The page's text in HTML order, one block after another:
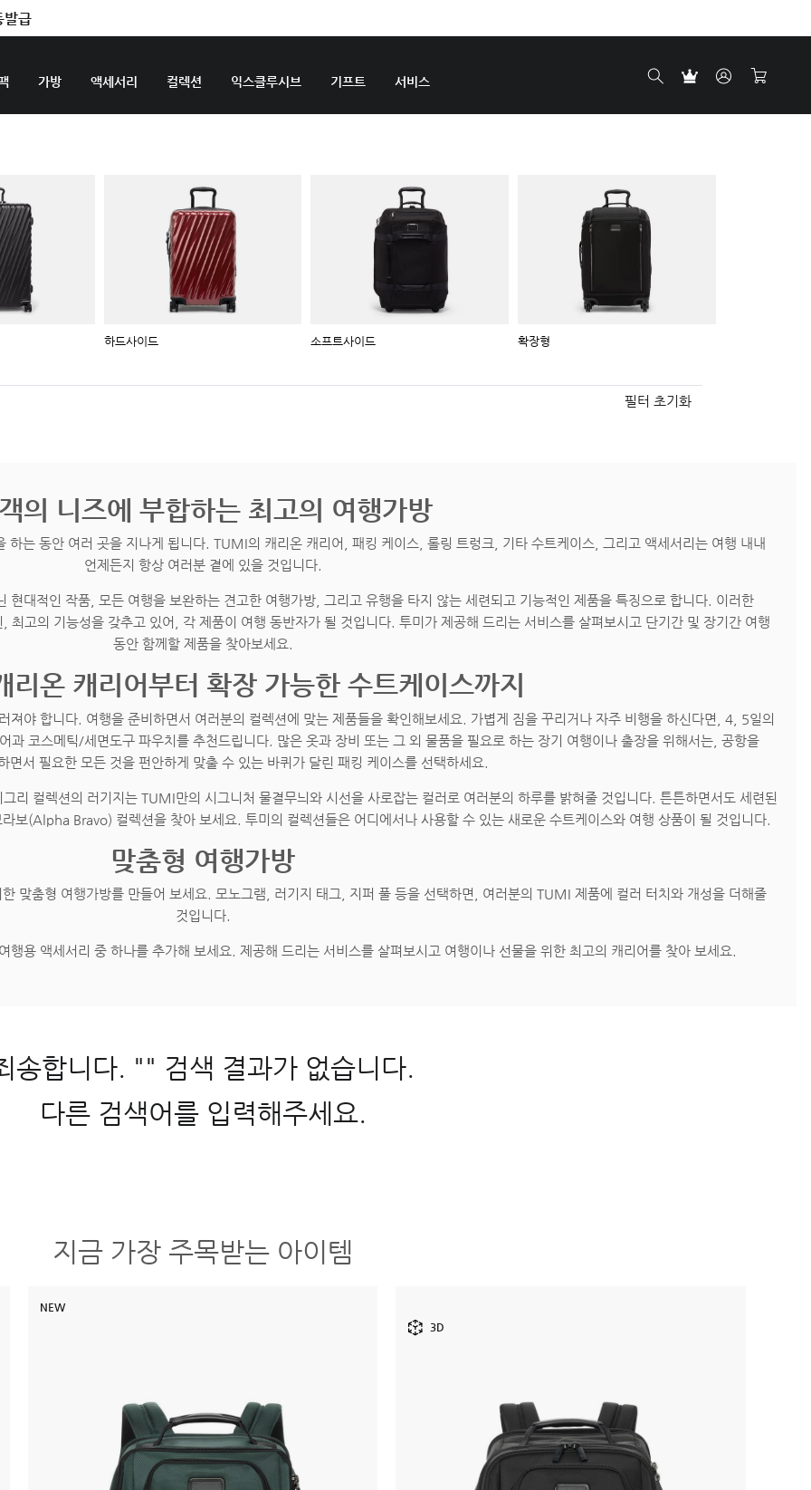
발급
가방 액세서리 컬렉션 익스클루시브 기프트 서비스
하드사이드 소프트사이드 확장형
필터 초기화
의 니즈에 부합하는 최고의 여행가방
는 동안 여러 곳을 지나게 됩니다. TUMI의 캐리온 캐리어, 패킹 케이스, 롤링 트렁크, 기타 수트케이스, 그리고 액세서리는 여행 내내
언제든지 항상 여러분 곁에 있을 것입니다.
대적인 작품, 모든 여행을 보완하는 견고한 여행가방, 그리고 유행을 타지 않는 세련되고 기능적인 제품을 특징으로 합니다. 이러한
고의 기능성을 갖추고 있어, 각 제품이 여행 동반자가 될 것입니다. 투미가 제공해 드리는 서비스를 살펴보시고 단기간 및 장기간 여행
동안 함께할 제품을 찾아보세요.
리온 캐리어부터 확장 가능한 수트케이스까지
져야 합니다. 여행을 준비하면서 여러분의 컬렉션에 맞는 제품들을 확인해보세요. 가볍게 짐을 꾸리거나 자주 비행을 하신다면, 4, 5일의
과 코스메틱/세면도구 파우치를 추천드립니다. 많은 옷과 장비 또는 그 외 물품을 필요로 하는 장기 여행이나 출장을 위해서는, 공항을
면서 필요한 모든 것을 펀안하게 맞출 수 있는 바퀴가 달린 패킹 케이스를 선택하세요.
리 컬렉션의 러기지는 TUMI만의 시그니처 물결무늬와 시선을 사로잡는 컬러로 여러분의 하루를 밝혀줄 것입니다. 튼튼하면서도 세련된
보(Alpha Bravo) 컬렉션을 찾아 보세요. 투미의 컬렉션들은 어디에서나 사용할 수 있는 새로운 수트케이스와 여행 상품이 될 것입니다.
맞춤형 여행가방
맞춤형 여행가방를 만들어 보세요. 모노그램, 러기지 태그, 지퍼 풀 등을 선택하면, 여러분의 TUMI 제품에 컬러 터치와 개성을 더해줄
것입니다.
용 액세서리 중 하나를 추가해 보세요. 제공해 드리는 서비스를 살펴보시고 여행이나 선물을 위한 최고의 캐리어를 찾아 보세요.
송합니다. "" 검색 결과가 없습니다.
다른 검색어를 입력해주세요.
지금 가장 주목받는 아이템
NEW
3D